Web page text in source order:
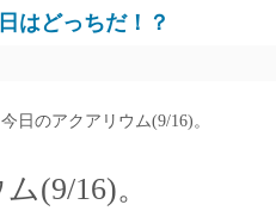
はどっちだ！？
今日のアクアリウム(9/16)。
(9/16)。